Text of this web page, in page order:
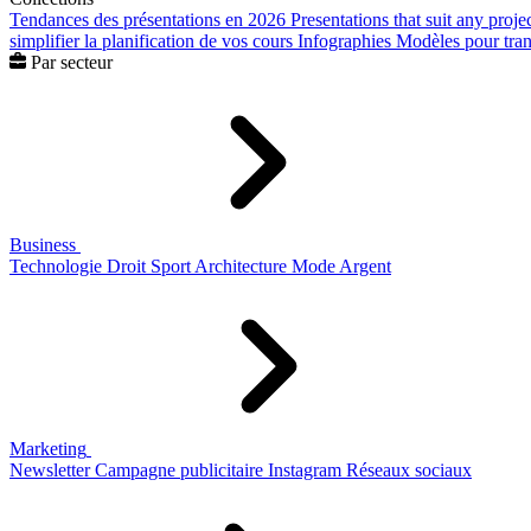
Tendances des présentations en 2026 Presentations that suit any
simplifier la planification de vos cours Infographies Modèles pour
Par secteur
Business
Technologie Droit Sport Architecture Mode Argent
Marketing
Newsletter Campagne publicitaire Instagram Réseaux sociaux